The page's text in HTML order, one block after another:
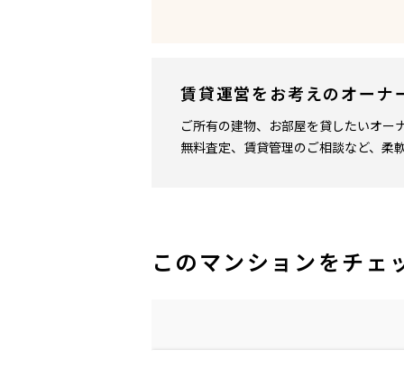
賃貸運営をお考えのオーナ
ご所有の建物、お部屋を貸したいオー
無料査定、賃貸管理のご相談など、柔
このマンションをチェ